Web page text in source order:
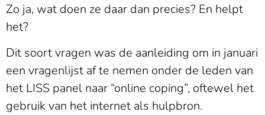
Zo ja, wat doen ze daar dan precies? En helpt
het?
Dit soort vragen was de aanleiding om in januari
een vragenlijst af te nemen onder de leden van
het LISS panel naar “online coping”, oftewel het
gebruik van het internet als hulpbron.